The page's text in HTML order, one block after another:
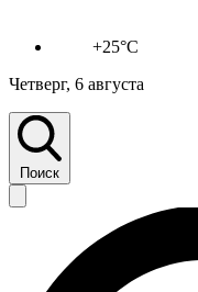
+25°C
Четверг, 6 августа
Поиск